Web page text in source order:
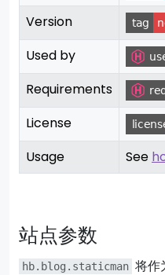
Version
Used by
Requirements
License
Usage
See
站点参数
hb.blog.staticman 将作